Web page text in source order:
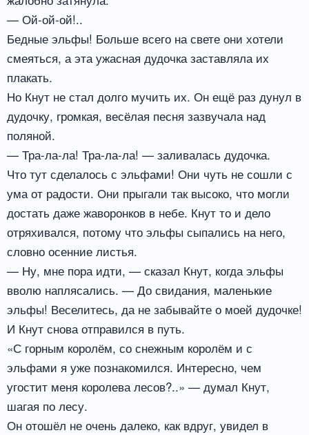
— Ой-ой-ой!..
Бедные эльфы! Больше всего на свете они хотели
смеяться, а эта ужасная дудочка заставляла их
плакать.
Но Кнут не стал долго мучить их. Он ещё раз дунул в
дудочку, громкая, весёлая песня зазвучала над
поляной.
— Тра-ла-ла! Тра-ла-ла! — заливалась дудочка.
Что тут сделалось с эльфами! Они чуть не сошли с
ума от радости. Они прыгали так высоко, что могли
достать даже жаворонков в небе. Кнут то и дело
отряхивался, потому что эльфы сыпались на него,
словно осенние листья.
— Ну, мне пора идти, — сказал Кнут, когда эльфы
вволю наплясались. — До свидания, маленькие
эльфы! Веселитесь, да не забывайте о моей дудочке!
И Кнут снова отправился в путь.
«С горным королём, со снежным королём и с
эльфами я уже познакомился. Интересно, чем
угостит меня королева лесов?..» — думал Кнут,
шагая по лесу.
Он отошёл не очень далеко, как вдруг, увидел в